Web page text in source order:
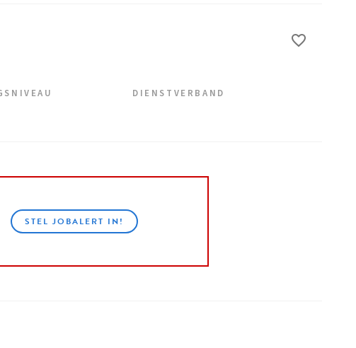
DIENSTVERBAND
STEL JOBALERT IN!